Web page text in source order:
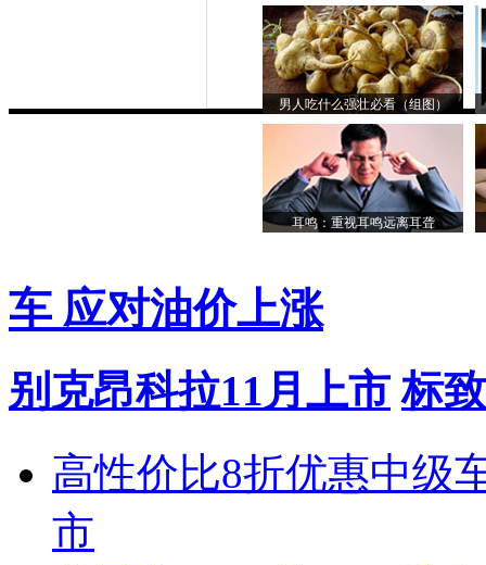
男人吃什么强壮必看（组图）
耳鸣：重视耳鸣远离耳聋
车 应对油价上涨
别克昂科拉11月上市 标
高性价比8折优惠中级
市